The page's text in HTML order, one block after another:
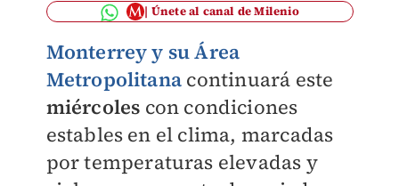
Únete al canal de Milenio
Monterrey y su Área
Metropolitana continuará este
miércoles con condiciones
estables en el clima, marcadas
por temperaturas elevadas y